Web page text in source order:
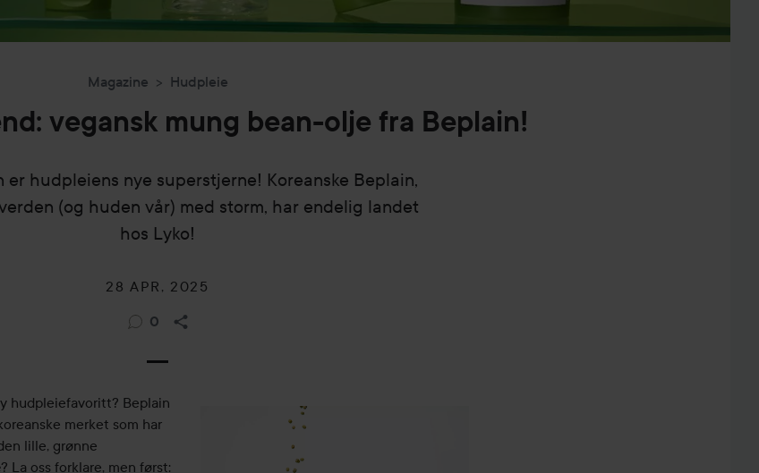
Magazine Hudpleie
vegansk mung bean-olje fra Beplain!
er hudpleiens nye superstjerne! Koreanske Beplain,
(og huden vår) med storm, har endelig landet
hos Lyko!
28 APR, 2025
0
hudpleiefavoritt? Beplain
merket som har
lille, grønne
La oss forklare, men først: